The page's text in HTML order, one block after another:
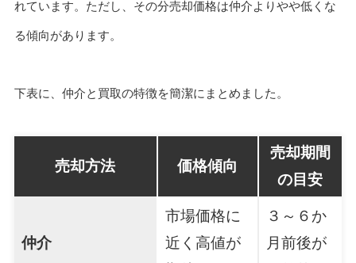
れています。ただし、その分売却価格は仲介よりやや低くな
る傾向があります。
下表に、仲介と買取の特徴を簡潔にまとめました。
売却方法 価格傾向
売却期間
の目安
仲介
市場価格に
近く高値が
３～６か
月前後が